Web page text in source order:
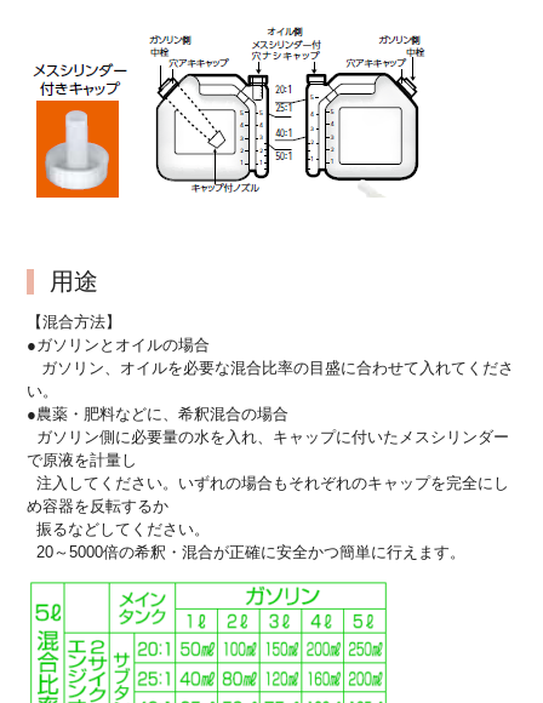
用途
【混合方法】
●ガソリンとオイルの場合
ガソリン、オイルを必要な混合比率の目盛に合わせて入れてくださ
い。
●農薬・肥料などに、希釈混合の場合
ガソリン側に必要量の水を入れ、キャップに付いたメスシリンダー
で原液を計量し
注入してください。いずれの場合もそれぞれのキャップを完全にし
め容器を反転するか
振るなどしてください。
20～5000倍の希釈・混合が正確に安全かつ簡単に行えます。